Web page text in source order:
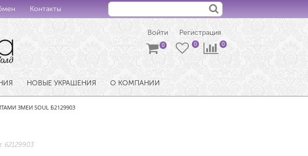
Контакты
Войти Регистрация
НОВЫЕ УКРАШЕНИЯ О КОМПАНИИ
ЗМЕИ SOUL Б2129903
б2129903